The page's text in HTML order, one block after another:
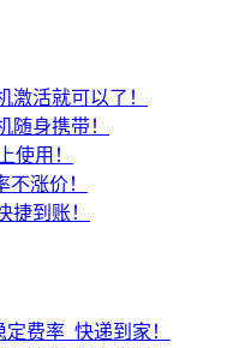
激活就可以了！
随身携带！
使用！
不涨价！
捷到账！
费率_快递到家！